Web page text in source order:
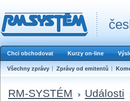
Chci obchodovat Kurzy on-line
Všechny zprávy Zprávy od emitentů
RM-SYSTÉM Události